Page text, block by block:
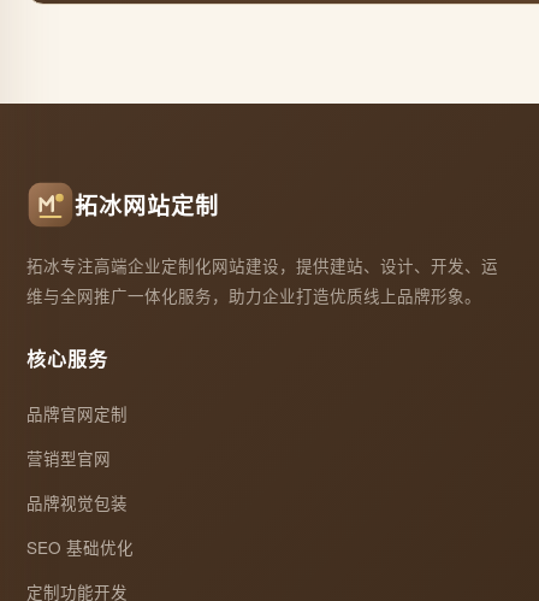
拓冰网站定制
拓冰专注高端企业定制化网站建设，提供建站、设计、开发、运
维与全网推广一体化服务，助力企业打造优质线上品牌形象。
核心服务
品牌官网定制
营销型官网
品牌视觉包装
SEO 基础优化
定制功能开发